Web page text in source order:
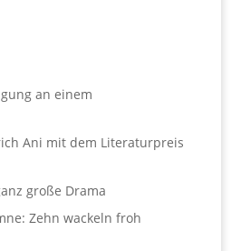
an einem
Ani mit dem Literaturpreis
große Drama
Zehn wackeln froh